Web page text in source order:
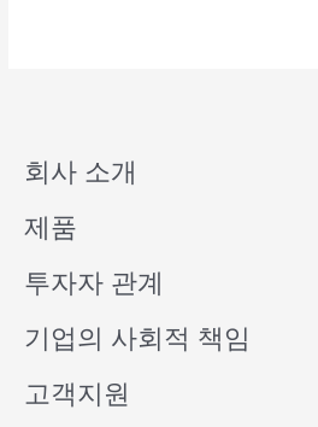
회사 소개
제품
투자자 관계
기업의 사회적 책임
고객지원